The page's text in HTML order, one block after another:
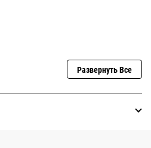
Развернуть Все